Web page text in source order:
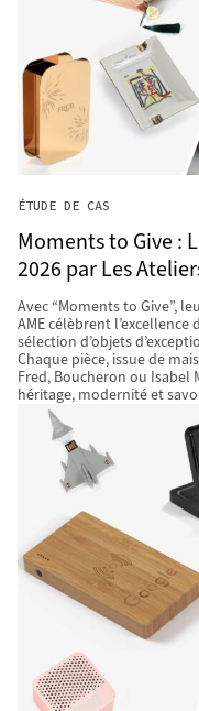
ÉTUDE DE CAS
Moments to Give :
2026 par Les
Avec “Moments to Give”,
AME célèbrent
sélection d’objets
Chaque pièce, issue de
Fred, Boucheron ou
héritage, modernité et